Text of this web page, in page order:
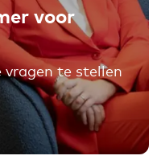
voor
vragen te stellen